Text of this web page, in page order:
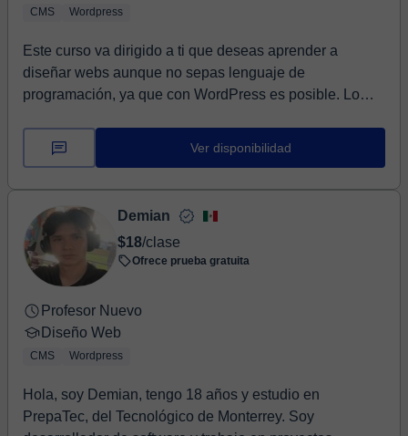
CMS Wordpress
Este curso va dirigido a ti que deseas aprender a
diseñar webs aunque no sepas lenguaje de
programación, ya que con WordPress es posible. Lo
Ver disponibilidad
Demian
$18/clase
Ofrece prueba gratuita
Profesor Nuevo
Diseño Web
CMS Wordpress
Hola, soy Demian, tengo 18 años y estudio en
PrepaTec, del Tecnológico de Monterrey. Soy